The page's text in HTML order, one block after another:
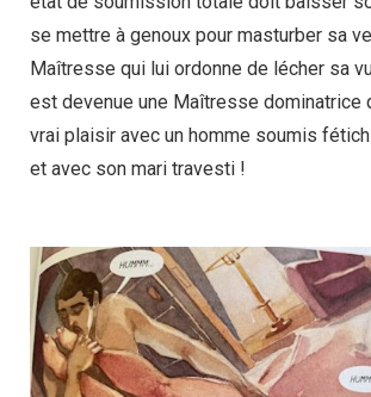
se mettre à genoux pour masturber sa
Maîtresse qui lui ordonne de lécher sa
est devenue une Maîtresse dominatrice
vrai plaisir avec un homme soumis
et avec son mari travesti !